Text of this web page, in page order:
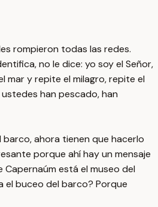
rompieron todas las redes.
no le dice: yo soy el Señor,
mar y repite el milagro, repite el
han pescado, han
ahora tienen que hacerlo
porque ahí hay un mensaje
está el museo del
el buceo del barco? Porque